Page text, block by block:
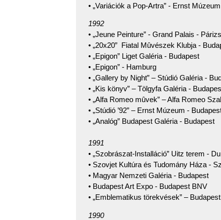
• „Variációk a Pop-Artra” - Ernst
1992
• „Jeune Peinture” - Grand Palais -
• „20x20” Fiatal Mûvészek Klubja -
• „Epigon” Liget Galéria - Budapest
• „Epigon” - Hamburg
• „Gallery by Night” – Stúdió Galéria -
• „Kis könyv” – Tölgyfa Galéria -
• „Alfa Romeo mûvek” – Alfa Romeo
• „Stúdió ’92” – Ernst Múzeum -
• „Analóg” Budapest Galéria - Budapest
1991
• „Szobrászat-Installáció” Uitz terem -
• Szovjet Kultúra és Tudomány Háza -
• Magyar Nemzeti Galéria - Budapest
• Budapest Art Expo - Budapest BNV
• „Emblematikus törekvések” –
1990